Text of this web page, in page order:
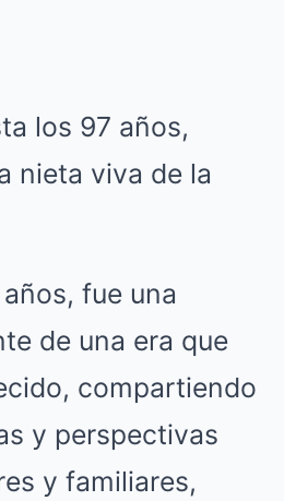
los 97 años,
nieta viva de la
fue una
de una era que
compartiendo
y perspectivas
y familiares,